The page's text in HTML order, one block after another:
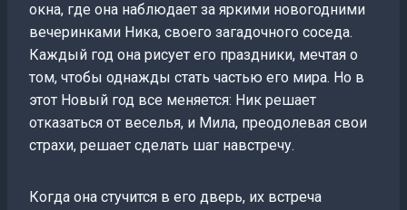
окна, где она наблюдает за яркими новогодними
вечеринками Ника, своего загадочного соседа.
Каждый год она рисует его праздники, мечтая о
том, чтобы однажды стать частью его мира. Но в
этот Новый год все меняется: Ник решает
отказаться от веселья, и Мила, преодолевая свои
страхи, решает сделать шаг навстречу.
Когда она стучится в его дверь, их встреча